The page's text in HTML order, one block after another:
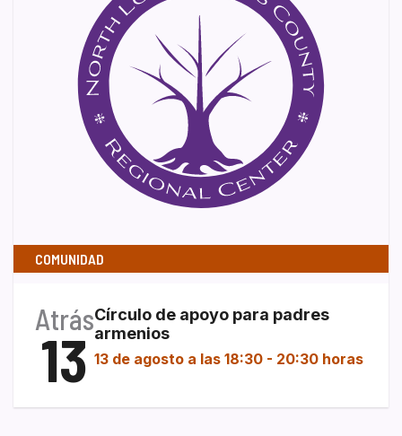
COMUNIDAD
Atrás
13
Círculo de apoyo para padres
armenios
13 de agosto a las 18:30 - 20:30 horas